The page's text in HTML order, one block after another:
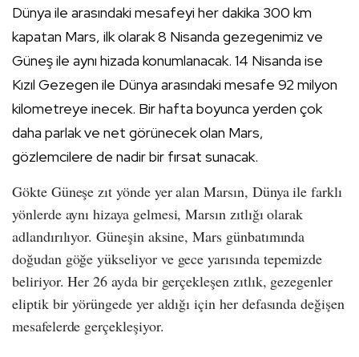
Dünya ile arasındaki mesafeyi her dakika 300 km
kapatan Mars, ilk olarak 8 Nisanda gezegenimiz ve
Güneş ile aynı hizada konumlanacak. 14 Nisanda ise
Kızıl Gezegen ile Dünya arasındaki mesafe 92 milyon
kilometreye inecek. Bir hafta boyunca yerden çok
daha parlak ve net görünecek olan Mars,
gözlemcilere de nadir bir fırsat sunacak.
Gökte Güneşe zıt yönde yer alan Marsın, Dünya ile farklı
yönlerde aynı hizaya gelmesi, Marsın zıtlığı olarak
adlandırılıyor. Güneşin aksine, Mars günbatımında
doğudan göğe yükseliyor ve gece yarısında tepemizde
beliriyor. Her 26 ayda bir gerçekleşen zıtlık, gezegenler
eliptik bir yörüngede yer aldığı için her defasında değişen
mesafelerde gerçekleşiyor.